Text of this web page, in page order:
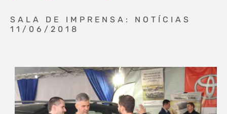
SALA DE IMPRENSA: NOTÍCIAS
11/06/2018